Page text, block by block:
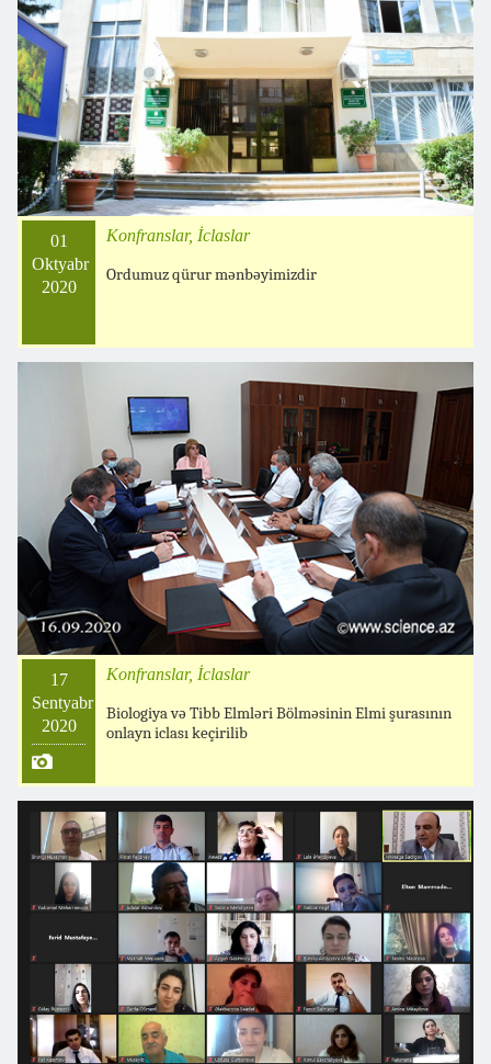
01
Oktyabr
2020
Konfranslar, İclaslar
Ordumuz qürur mənbəyimizdir
17
Sentyabr
2020
Konfranslar, İclaslar
Biologiya və Tibb Elmləri Bölməsinin Elmi şurasının
onlayn iclası keçirilib